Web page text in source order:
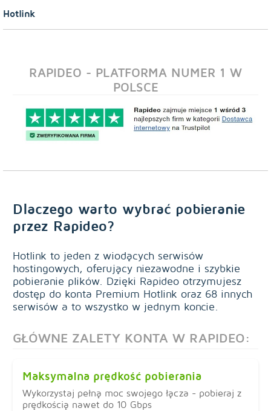
Hotlink
RAPIDEO - PLATFORMA NUMER 1 W
POLSCE
Dlaczego warto wybrać pobieranie
przez Rapideo?
Hotlink to jeden z wiodących serwisów
hostingowych, oferujący niezawodne i szybkie
pobieranie plików. Dzięki Rapideo otrzymujesz
dostęp do konta Premium Hotlink oraz 68 innych
serwisów a to wszystko w jednym koncie.
GŁÓWNE ZALETY KONTA W RAPIDEO:
Maksymalna prędkość pobierania
Wykorzystaj pełną moc swojego łącza - pobieraj z
prędkością nawet do 10 Gbps